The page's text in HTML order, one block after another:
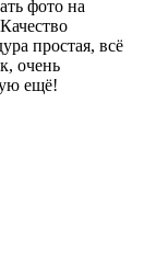
фото на
простая, всё
очень
ещё!